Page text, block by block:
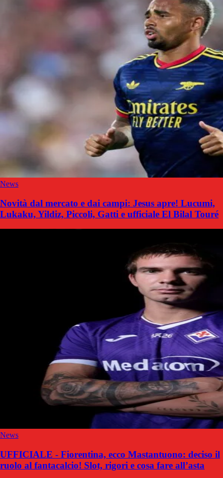
News
Novità dal mercato e dai campi: Jesus apre! Lucumi,
Lukaku, Yildiz, Piccoli, Gatti e ufficiale El Bilal Touré
News
UFFICIALE - Fiorentina, ecco Mastantuono: deciso il
ruolo al fantacalcio! Slot, rigori e cosa fare all’asta